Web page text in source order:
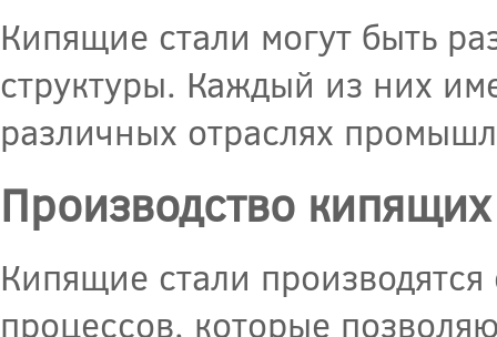
Кипящие стали могут быть
структуры. Каждый из них
различных отраслях
Производство
Кипящие стали
процессов, которые